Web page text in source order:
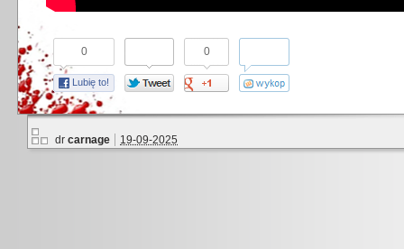
0
Lubię to!
0
dr carnage 19-09-2025